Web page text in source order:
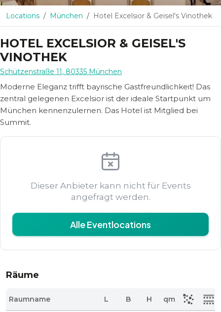
Locations München Hotel Excelsior & Geisel's Vinothek
HOTEL EXCELSIOR & GEISEL'S
VINOTHEK
Schützenstraße 11, 80335 München
Moderne Eleganz trifft bayrische Gastfreundlichkeit! Das
zentral gelegenen Excelsior ist der ideale Startpunkt um
München kennenzulernen. Das Hotel ist Mitglied bei
Summit.
Dieser Anbieter kann nicht für Events
angefragt werden.
Alle Eventlocations
Räume
Raumname L B H qm